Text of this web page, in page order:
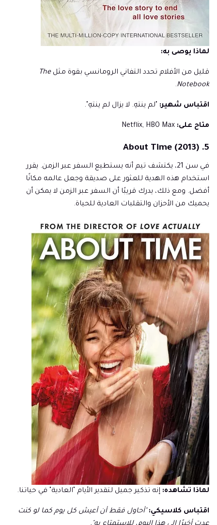
لماذا يوصى به:
قليل من الأفلام تحدد التفاني الرومانسي بقوة مثلThe
Notebook
.
اقتباس شهير: "لم ينتهِ. لا يزال لم ينتهِ".
متاح على:
5. About Time (2013)
في سن 21، يكتشف تيم أنه يستطيع السفر عبر الزمن. يقرر
استخدام هذه الهدية للعثور على صديقة وجعل عالمه مكانًا
أفضل. ومع ذلك، يدرك قريبًا أن السفر عبر الزمن لا يمكن أن
يحميك من الأحزان والتقلبات العادية للحياة.
لماذا تشاهده: إنه تذكير جميل لتقدير الأيام "العادية" في حياتنا.
اقتباس كلاسيكي: "أحاول فقط أن أعيش كل يوم كما لو كنت